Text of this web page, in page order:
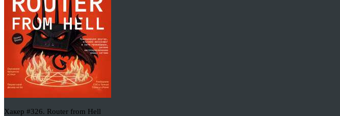
Хакер #326. Router from Hell